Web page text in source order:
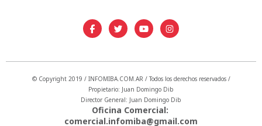
© Copyright 2019 / INFOMIBA.COM.AR / Todos los derechos reservados /
Propietario: Juan Domingo Dib
Director General: Juan Domingo Dib
Oficina Comercial:
comercial.infomiba@gmail.com